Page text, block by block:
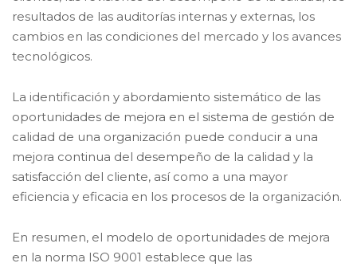
resultados de las auditorías internas y externas, los
cambios en las condiciones del mercado y los avances
tecnológicos.
La identificación y abordamiento sistemático de las
oportunidades de mejora en el sistema de gestión de
calidad de una organización puede conducir a una
mejora continua del desempeño de la calidad y la
satisfacción del cliente, así como a una mayor
eficiencia y eficacia en los procesos de la organización.
En resumen, el modelo de oportunidades de mejora
en la norma ISO 9001 establece que las